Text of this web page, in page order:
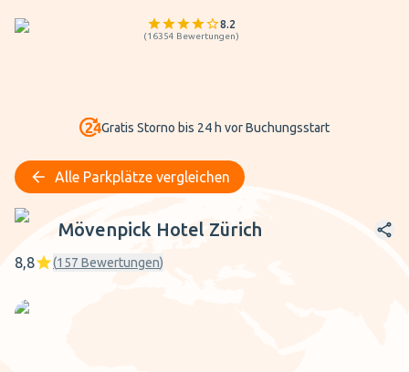
8.2
(16354 Bewertungen)
Gratis Storno bis 24 h vor Buchungsstart
Alle Parkplätze vergleichen
Mövenpick Hotel Zürich
Mövenpick Hotel Zürich
8,8 (157 Bewertungen)